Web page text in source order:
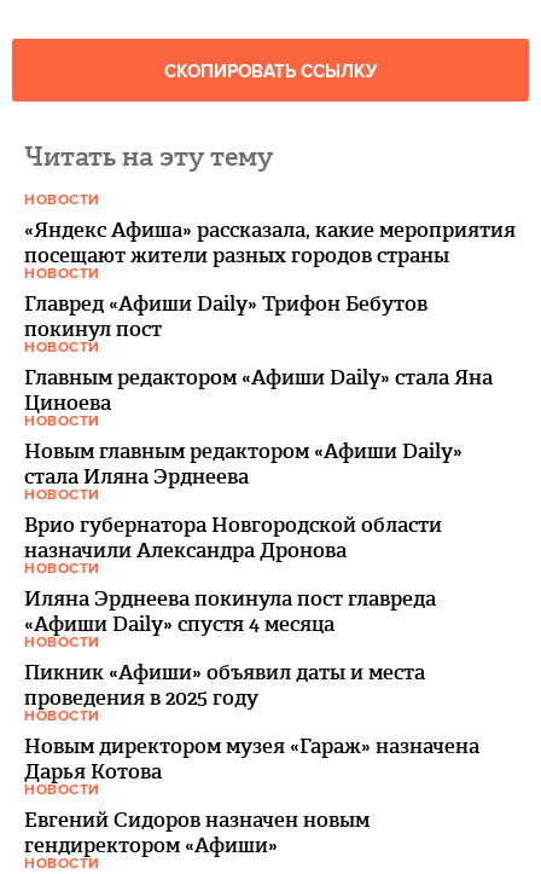
СКОПИРОВАТЬ ССЫЛКУ
Читать на эту тему
НОВОСТИ
«Яндекс Афиша» рассказала, какие мероприятия
посещают жители разных городов страны
НОВОСТИ
Главред «Афиши Daily» Трифон Бебутов
покинул пост
НОВОСТИ
Главным редактором «Афиши Daily» стала Яна
Циноева
НОВОСТИ
Новым главным редактором «Афиши Daily»
стала Иляна Эрднеева
НОВОСТИ
Врио губернатора Новгородской области
назначили Александра Дронова
НОВОСТИ
Иляна Эрднеева покинула пост главреда
«Афиши Daily» спустя 4 месяца
НОВОСТИ
Пикник «Афиши» объявил даты и места
проведения в 2025 году
НОВОСТИ
Новым директором музея «Гараж» назначена
Дарья Котова
НОВОСТИ
Евгений Сидоров назначен новым
гендиректором «Афиши»
НОВОСТИ